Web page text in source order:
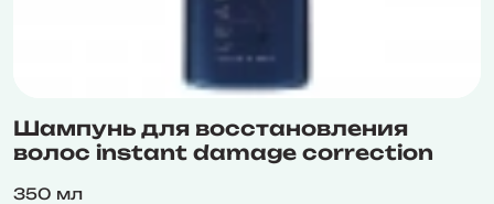
Шампунь для восстановления
волос instant damage correction
350 мл